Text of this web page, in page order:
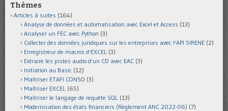
Thèmes
Articles à suites (164)
Analyse de données et automatisation avec Excel et Access (13)
Analyser un FEC avec Python (3)
Collecter des données juridiques sur les entreprises avec l'API SIRENE (2)
Enregistreur de macros d'EXCEL (3)
Extraire les pistes audio d'un CD avec EAC (3)
Initiation au Basic (12)
Maîtriser ETAFI CONSO (3)
Maîtriser EXCEL (65)
Maîtriser le langage de requête SQL (13)
Modernisation des états financiers (Règlement ANC 2022-06) (7)